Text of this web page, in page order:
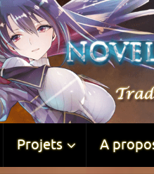
Projets A